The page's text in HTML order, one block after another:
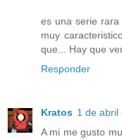
es una serie
muy
que... Hay que
Responder
Kratos 1 de abril
A mi me gusto